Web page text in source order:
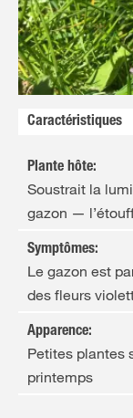
FR NL
Caractéristiques
Plante hôte:
Soustrait la
gazon —
Symptômes:
Le gazon est
des fleurs
Apparence:
Petites plantes
printemps